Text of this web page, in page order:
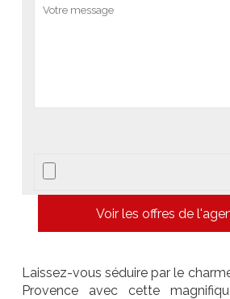
Voir les offres de
Laissez-vous séduire par le
Provence avec cette